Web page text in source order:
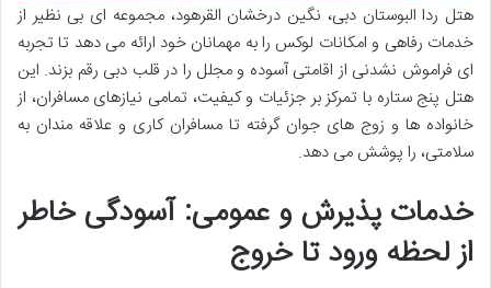
هتل ردا البوستان دبی، نگین درخشان القرهود، مجموعه ای بی نظیر از
خدمات رفاهی و امکانات لوکس را به مهمانان خود ارائه می دهد تا تجربه
ای فراموش نشدنی از اقامتی آسوده و مجلل را در قلب دبی رقم بزند. این
هتل پنج ستاره با تمرکز بر جزئیات و کیفیت، تمامی نیازهای مسافران، از
خانواده ها و زوج های جوان گرفته تا مسافران کاری و علاقه مندان به
سلامتی، را پوشش می دهد.
خدمات پذیرش و عمومی: آسودگی خاطر
از لحظه ورود تا خروج